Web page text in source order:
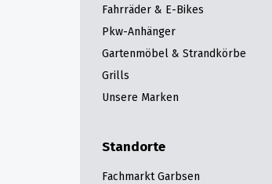
Fahrräder & E-Bikes
Pkw-Anhänger
Gartenmöbel & Strandkörbe
Grills
Unsere Marken
Standorte
Fachmarkt Garbsen